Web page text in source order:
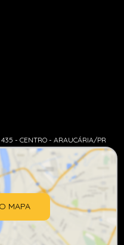
- CENTRO - ARAUCÁRIA/PR
MAPA